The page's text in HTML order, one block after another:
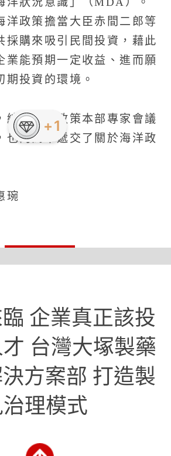
洋政策擔當大臣赤間二郎等
採購來吸引民間投資，藉此
業能預期一定收益、進而願
期投資的環境。
綜合海洋政策本部專家會議
也向高市遞交了關於海洋政
琬
企業真正該投
台灣大塚製藥
方案部 打造製
理模式